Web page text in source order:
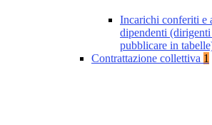
Incarichi conferiti e
dipendenti
pubblicare in
Contrattazione collettiva 1